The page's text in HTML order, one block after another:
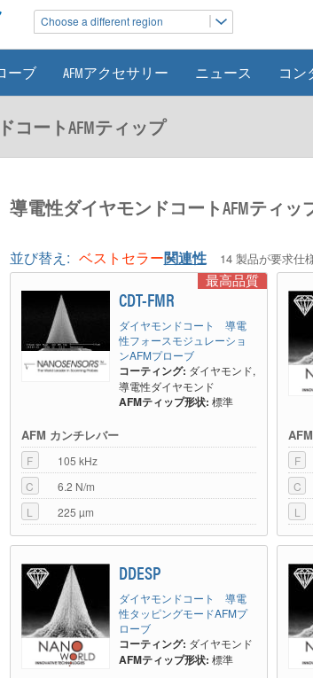
Choose a different region
ーブ AFMアクセサリー ニュース コン
コートAFMティップ
導電性ダイヤモンドコートAFMティッ
並び替え: ベストセラー関連性 14 製品が要求仕
最高品質
CDT-FMR
ダイヤモンドコート 導電
性フォースモジュレーショ
ンAFMプローブ
コーティング: ダイヤモンド,
導電性ダイヤモンド
AFMティップ形状: 標準
AFM カンチレバー
F
105 kHz
C
6.2 N/m
L
225 µm
F
C
L
DDESP
ダイヤモンドコート 導電
性タッピングモードAFMプ
ローブ
コーティング: ダイヤモンド
AFMティップ形状: 標準